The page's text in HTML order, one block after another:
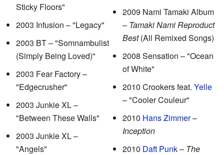
Sticky Floors"
2003 Infusion – "Legacy"
2003 BT – "Somnambulist
(Simply Being Loved)"
2003 Fear Factory –
"Edgecrusher"
2003 Junkie XL –
"Between These Walls"
2003 Junkie XL –
"Angels"
2009 Nami Tamaki Album
– Tamaki Nami Reproduct
Best(All Remixed Songs)
2008 Sensation – "Ocean
of White"
2010 Crookers feat. Yelle
– "Cooler Couleur"
2010 Hans Zimmer–
Inception
2010 Daft Punk– The